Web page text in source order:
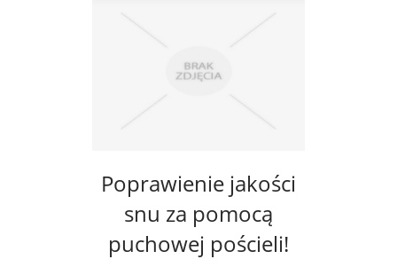
Poprawienie jakości
snu za pomocą
puchowej pościeli!